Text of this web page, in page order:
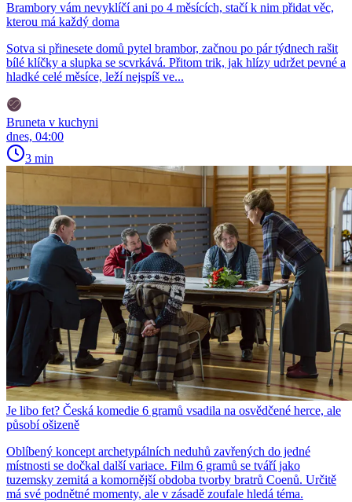
Brambory vám nevyklíčí ani po 4 měsících, stačí k nim přidat věc,
kterou má každý doma
Sotva si přinesete domů pytel brambor, začnou po pár týdnech rašit
bílé klíčky a slupka se scvrkává. Přitom trik, jak hlízy udržet pevné a
hladké celé měsíce, leží nejspíš ve...
Bruneta v kuchyni
dnes, 04:00
3 min
Je libo fet? Česká komedie 6 gramů vsadila na osvědčené herce, ale
působí ošizeně
Oblíbený koncept archetypálních neduhů zavřených do jedné
místnosti se dočkal další variace. Film 6 gramů se tváří jako
tuzemsky zemitá a komornější obdoba tvorby bratrů Coenů. Určitě
má své podnětné momenty, ale v zásadě zoufale hledá téma.